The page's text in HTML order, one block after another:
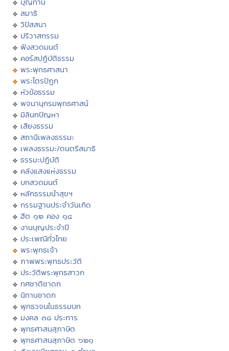
สมาธิ
วิปัสสนา
ปริวาสกรรม
ฟังสวดมนต์
คอร์สปฏิบัติธรรม
พระพุทธศาสนา
พระไตรปิฏก
หัวข้อธรรม
พจนานุกรมพุทธศาสน์
มิลินทปัญหา
เสียงธรรม
สถานีเพลงธรรมะ
เพลงธรรมะ/ดนตรีสมาธิ
ธรรมะปฏิบัติ
คลังแสงแห่งธรรม
บทสวดมนต์
หลักธรรมนำสุขฯ
กรรมฐานประจำวันเกิด
ฮีต ๑๒ คอง ๑๔
งานบุญประจำปี
ประเพณีทั่วไทย
พระพุทธเจ้า
ภาพพระพุทธประวัติ
ประวัติพระพุทธสาวก
ทศชาติชาดก
นิทานชาดก
พุทธวจนในธรรมบท
มงคล ๓๘ ประการ
พุทธศาสนสุภาษิต
พุทธศาสนสุภาษิต ๖๒๑